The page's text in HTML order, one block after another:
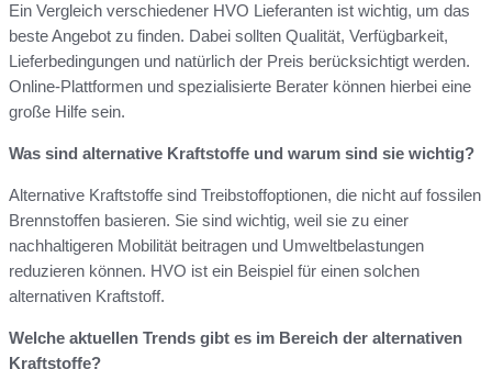
Ein Vergleich verschiedener HVO Lieferanten ist wichtig, um das
beste Angebot zu finden. Dabei sollten Qualität, Verfügbarkeit,
Lieferbedingungen und natürlich der Preis berücksichtigt werden.
Online-Plattformen und spezialisierte Berater können hierbei eine
große Hilfe sein.
Was sind alternative Kraftstoffe und warum sind sie wichtig?
Alternative Kraftstoffe sind Treibstoffoptionen, die nicht auf fossilen
Brennstoffen basieren. Sie sind wichtig, weil sie zu einer
nachhaltigeren Mobilität beitragen und Umweltbelastungen
reduzieren können. HVO ist ein Beispiel für einen solchen
alternativen Kraftstoff.
Welche aktuellen Trends gibt es im Bereich der alternativen
Kraftstoffe?